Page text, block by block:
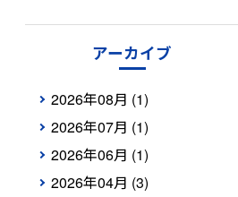
アーカイブ
2026年08月 (1)
2026年07月 (1)
2026年06月 (1)
2026年04月 (3)